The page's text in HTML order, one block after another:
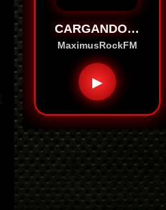
CARGANDO…
MaximusRockFM
▶